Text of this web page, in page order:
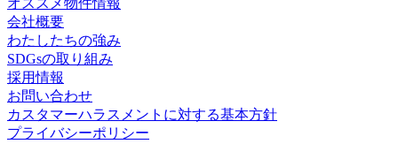
オススメ物件情報
会社概要
わたしたちの強み
SDGsの取り組み
採用情報
お問い合わせ
カスタマーハラスメントに対する基本方針
プライバシーポリシー